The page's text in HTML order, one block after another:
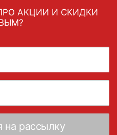
АКЦИИ И СКИДКИ